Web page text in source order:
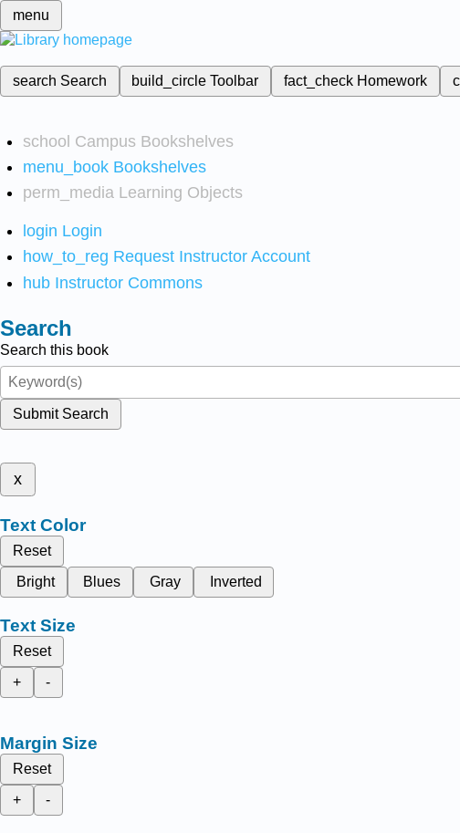
menu
search Search build_circleToolbar fact_check Homework
school Campus Bookshelves
menu_book Bookshelves
perm_media Learning Objects
login Login
how_to_reg Request Instructor Account
hub Instructor Commons
Search
Search this book
Submit Search
x
Text Color
Reset
Bright
Blues Gray Inverted
Text Size
Reset
+
-
Margin Size
Reset
+
-